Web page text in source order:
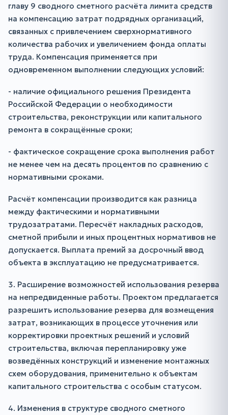
главу 9 сводного сметного расчёта лимита средств
на компенсацию затрат подрядных организаций,
связанных с привлечением сверхнормативного
количества рабочих и увеличением фонда оплаты
труда. Компенсация применяется при
одновременном выполнении следующих условий:
- наличие официального решения Президента
Российской Федерации о необходимости
строительства, реконструкции или капитального
ремонта в сокращённые сроки;
- фактическое сокращение срока выполнения работ
не менее чем на десять процентов по сравнению с
нормативными сроками.
Расчёт компенсации производится как разница
между фактическими и нормативными
трудозатратами. Пересчёт накладных расходов,
сметной прибыли и иных процентных нормативов не
допускается. Выплата премий за досрочный ввод
объекта в эксплуатацию не предусматривается.
3. Расширение возможностей использования резерва
на непредвиденные работы. Проектом предлагается
разрешить использование резерва для возмещения
затрат, возникающих в процессе уточнения или
корректировки проектных решений и условий
строительства, включая перепланировку уже
возведённых конструкций и изменение монтажных
схем оборудования, применительно к объектам
капитального строительства с особым статусом.
4. Изменения в структуре сводного сметного